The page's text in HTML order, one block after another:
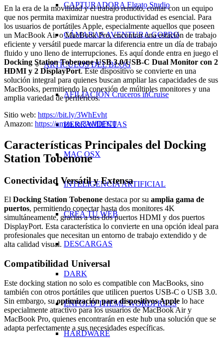
CAPTURADORA Elgato Studio
CÁMARAS AVENTURA GOPRO
ARTÍCULOS DEL BLOG
AFILIACIÓN Cruceros inCruise
HERRAMIENTAS
MAC OSX
INTELIGENCIA ARTIFICIAL
CREA TU WEB
DESCARGAS
DARK
ENFOLD THEME WORDPRESS
HARDWARE
En la era de la movilidad y el trabajo remoto, contar con un equipo
que nos permita maximizar nuestra productividad es esencial. Para
los usuarios de portátiles Apple, especialmente aquellos que poseen
un MacBook Air o MacBook Pro, encontrar una estación de trabajo
eficiente y versátil puede marcar la diferencia entre un día de trabajo
fluido y uno lleno de interrupciones. Es aquí donde entra en juego el
Docking Station Tobenone USB 3.0/USB-C Dual Monitor con 2
HDMI y 2 DisplayPort. Este dispositivo se convierte en una
solución integral para quienes buscan ampliar las capacidades de sus
MacBooks, permitiendo la conexión de múltiples monitores y una
amplia variedad de periféricos.
Sitio web: https://bit.ly/3WhEvht
Amazon: https://amzn.to/3WfDFC0
Características Principales del Docking
Station Tobenone
Conectividad Versátil y Extensa
El Docking Station Tobenone destaca por su amplia gama de
puertos, permitiendo conectar hasta dos monitores 4K
simultáneamente, gracias a sus dos puertos HDMI y dos puertos
DisplayPort. Esta característica lo convierte en una opción ideal para
profesionales que necesitan un entorno de trabajo extendido y de
alta calidad visual.
Compatibilidad Universal
Este docking station no solo es compatible con MacBooks, sino
también con otros portátiles que utilicen puertos USB-C o USB 3.0.
Sin embargo, suoptimización para dispositivos Apple lo hace
especialmente atractivo para los usuarios de MacBook Air y
MacBook Pro, quienes encontrarán en este hub una solución que se
adapta perfectamente a sus necesidades específicas.